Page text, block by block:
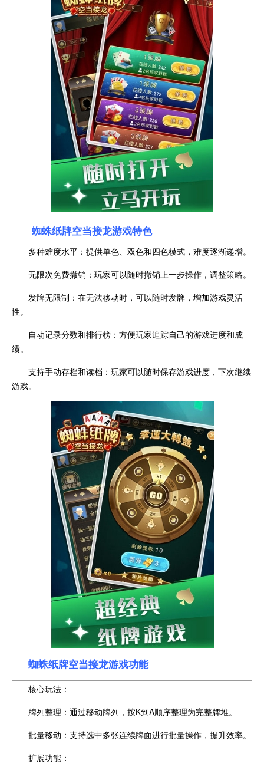
蜘蛛纸牌空当接龙游戏特色
多种难度水平：提供单色、双色和四色模式，难度逐渐递增。
无限次免费撤销：玩家可以随时撤销上一步操作，调整策略。
发牌无限制：在无法移动时，可以随时发牌，增加游戏灵活
性。
自动记录分数和排行榜：方便玩家追踪自己的游戏进度和成
绩。
支持手动存档和读档：玩家可以随时保存游戏进度，下次继续
游戏。
蜘蛛纸牌空当接龙游戏功能
核心玩法：
牌列整理：通过移动牌列，按K到A顺序整理为完整牌堆。
批量移动：支持选中多张连续牌面进行批量操作，提升效率。
扩展功能：